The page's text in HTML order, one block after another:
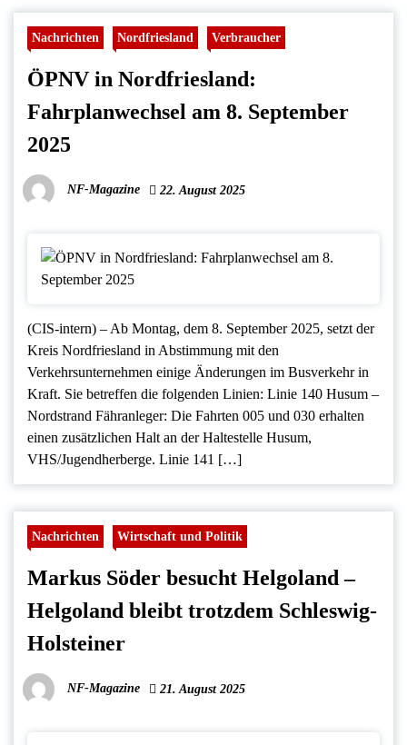
Nachrichten Nordfriesland Verbraucher
ÖPNV in Nordfriesland:
Fahrplanwechsel am 8. September
2025
NF-Magazine 22. August 2025
(CIS-intern) – Ab Montag, dem 8. September 2025, setzt der
Kreis Nordfriesland in Abstimmung mit den
Verkehrsunternehmen einige Änderungen im Busverkehr in
Kraft. Sie betreffen die folgenden Linien: Linie 140 Husum –
Nordstrand Fähranleger: Die Fahrten 005 und 030 erhalten
einen zusätzlichen Halt an der Haltestelle Husum,
VHS/Jugendherberge. Linie 141 […]
Nachrichten Wirtschaft und Politik
Markus Söder besucht Helgoland –
Helgoland bleibt trotzdem Schleswig-
Holsteiner
NF-Magazine 21. August 2025